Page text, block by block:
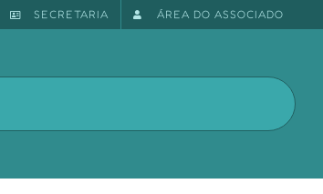
SECRETARIA ÁREA DO ASSOCIADO